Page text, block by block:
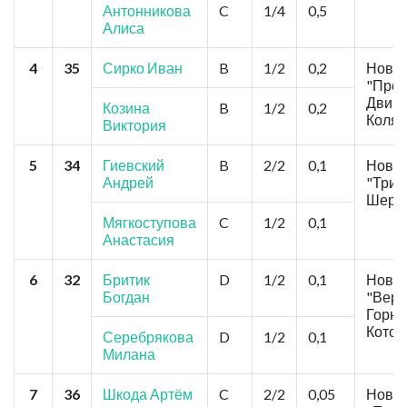
Антонникова
Алиса
C 1/4 0,5
4 35 Сирко Иван B 1/2 0,2
Козина
Виктория
B 1/2 0,2
5 34
Гиевский
Андрей
B 2/2 0,1
Мягкоступова
Анастасия
C 1/2 0,1
6 32
Бритик
Богдан
D 1/2 0,1
Горн
Серебрякова
Милана
D 1/2 0,1
7 36 Шкода Артём C 2/2 0,05